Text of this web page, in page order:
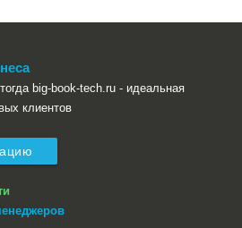
big-book-tech.ru - идеальная
клиентов